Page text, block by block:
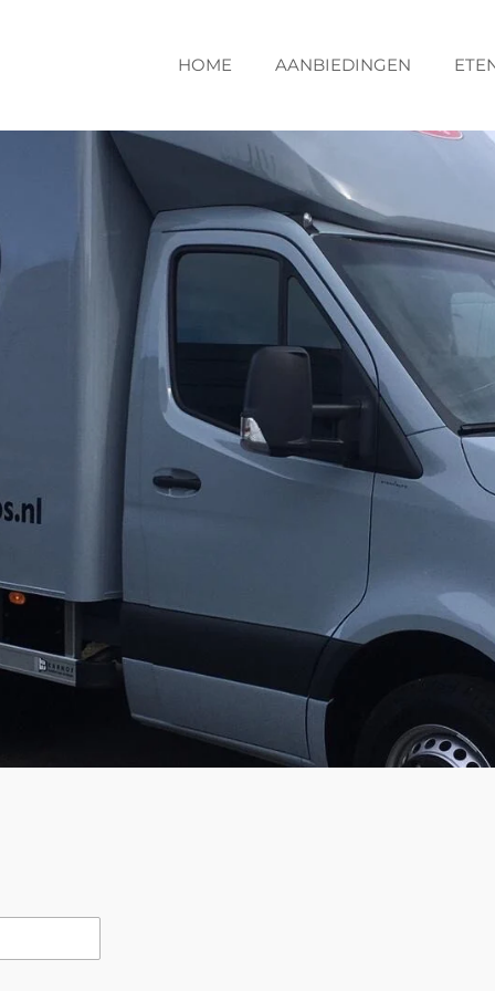
HOME AANBIEDINGEN